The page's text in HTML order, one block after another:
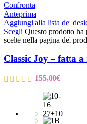
Confronta
Anteprima
Aggiungi alla lista dei
Scegli Questo prodotto ha
scelte nella pagina del
Classic Joy – fatta a
155,00€